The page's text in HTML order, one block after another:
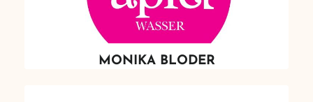
MONIKA BLODER